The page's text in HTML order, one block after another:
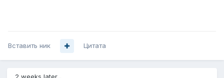
Вставить ник Цитата